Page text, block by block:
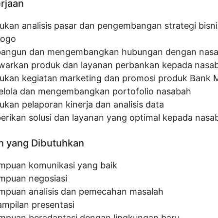
analisis pasar dan pengembangan strategi
dan mengembangkan hubungan dengan
produk dan layanan perbankan kepada
kegiatan marketing dan promosi produk Bank
dan mengembangkan portofolio nasabah
pelaporan kinerja dan analisis data
solusi dan layanan yang optimal kepada
yang Dibutuhkan
komunikasi yang baik
negosiasi
analisis dan pemecahan masalah
presentasi